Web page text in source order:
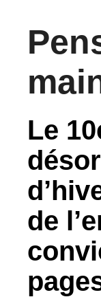
Le
de